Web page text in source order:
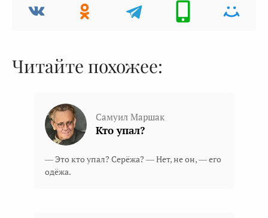
Читайте похожее:
Самуил Маршак
Кто упал?
— Это кто упал? Серёжа? — Нет, не он, — его
одёжа.